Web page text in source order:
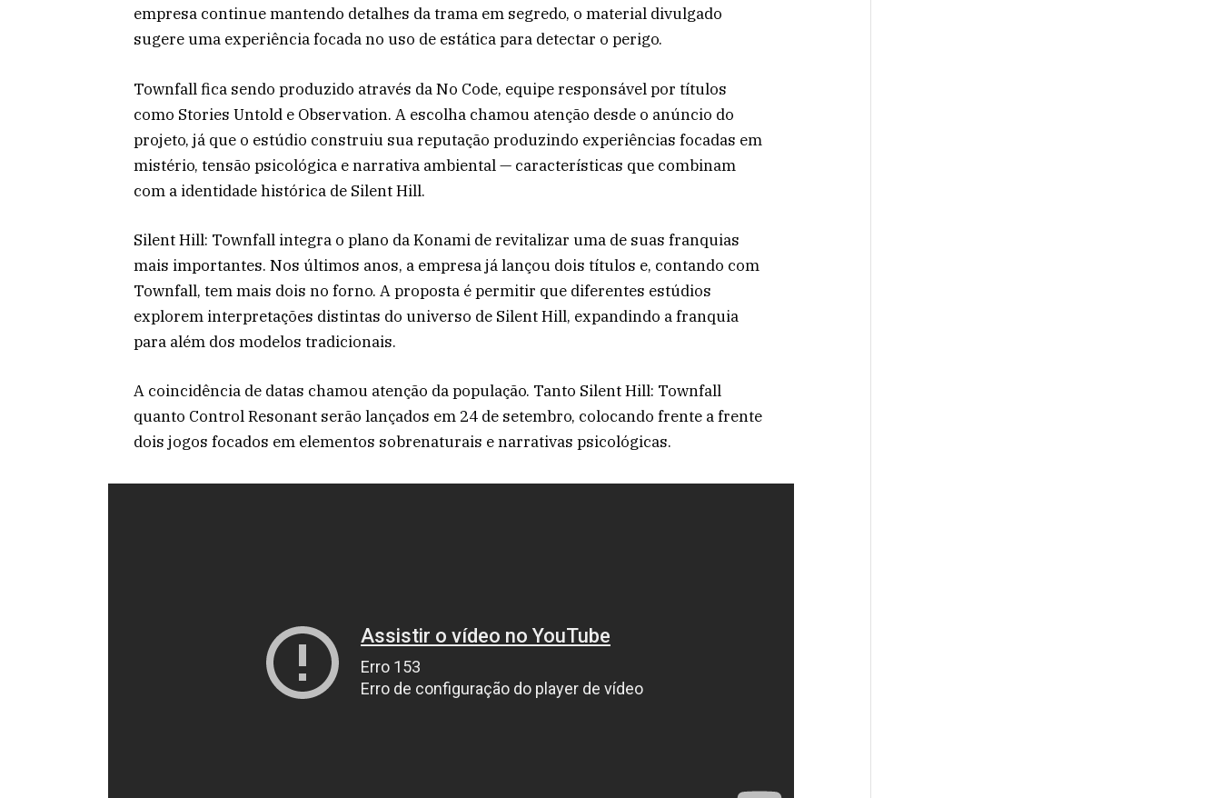
empresa continue mantendo detalhes da trama em segredo, o material divulgado
sugere uma experiência focada no uso de estática para detectar o perigo.
Townfall fica sendo produzido através da No Code, equipe responsável por títulos
como Stories Untold e Observation. A escolha chamou atenção desde o anúncio do
projeto, já que o estúdio construiu sua reputação produzindo experiências focadas em
mistério, tensão psicológica e narrativa ambiental — características que combinam
com a identidade histórica de Silent Hill.
Silent Hill: Townfall integra o plano da Konami de revitalizar uma de suas franquias
mais importantes. Nos últimos anos, a empresa já lançou dois títulos e, contando com
Townfall, tem mais dois no forno. A proposta é permitir que diferentes estúdios
explorem interpretações distintas do universo de Silent Hill, expandindo a franquia
para além dos modelos tradicionais.
A coincidência de datas chamou atenção da população. Tanto Silent Hill: Townfall
quanto Control Resonant serão lançados em 24 de setembro, colocando frente a frente
dois jogos focados em elementos sobrenaturais e narrativas psicológicas.